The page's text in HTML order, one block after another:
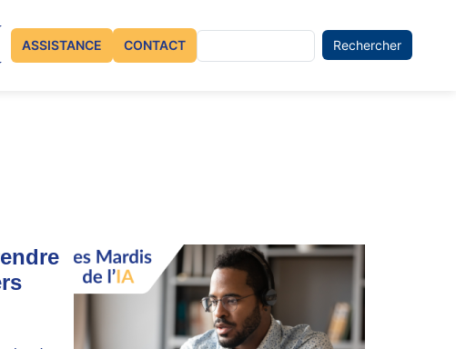
Menu du compte de l'utilisateur
ASSISTANCE CONTACT Rechercher